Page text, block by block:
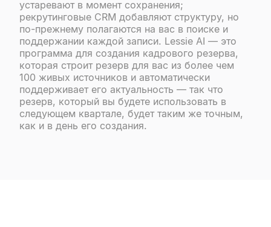
устаревают в момент сохранения;
рекрутинговые CRM добавляют структуру, но
по-прежнему полагаются на вас в поиске и
поддержании каждой записи. Lessie AI — это
программа для создания кадрового резерва,
которая строит резерв для вас из более чем
100 живых источников и автоматически
поддерживает его актуальность — так что
резерв, который вы будете использовать в
следующем квартале, будет таким же точным,
как и в день его создания.